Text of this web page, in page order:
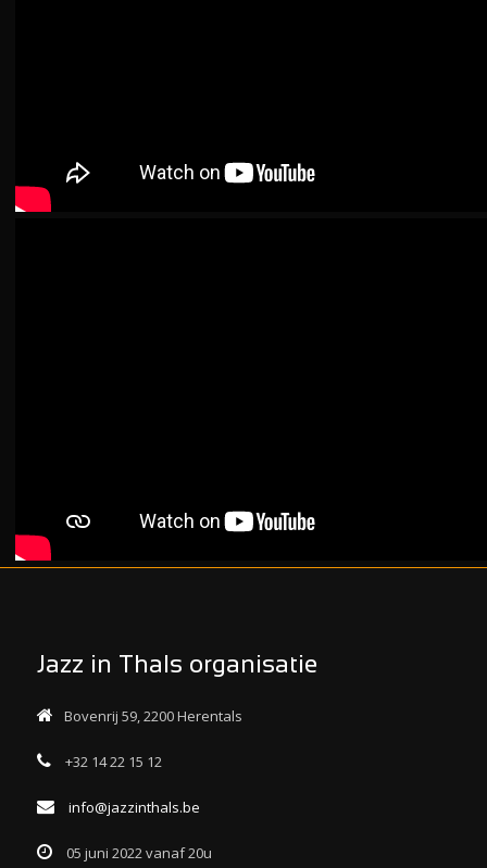
Jazz in Thals organisatie
Bovenrij 59, 2200 Herentals
+32 14 22 15 12
info@jazzinthals.be
05 juni 2022 vanaf 20u